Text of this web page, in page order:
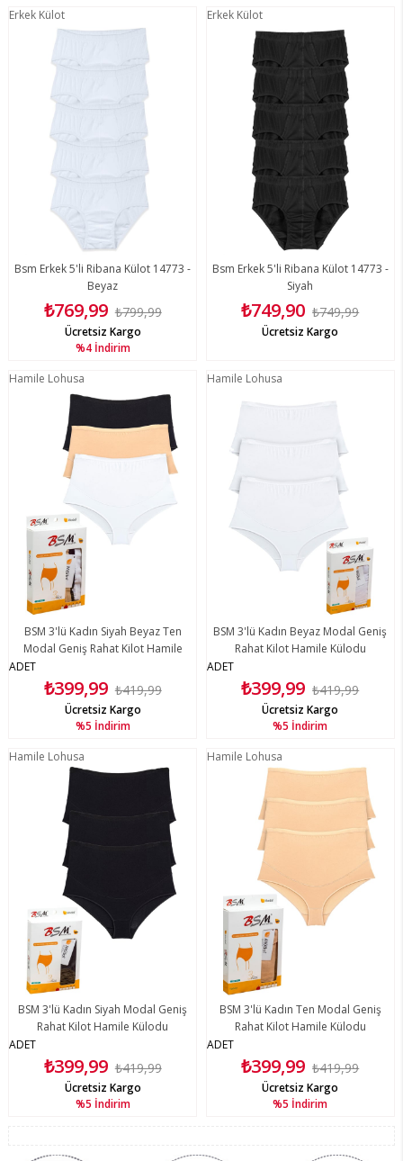
Erkek Külot
Bsm Erkek 5'li Ribana Külot 14773 -
Beyaz
₺769,99 ₺799,99
%4 İndirim
Ücretsiz Kargo
Erkek Külot
Bsm Erkek 5'li Ribana Külot 14773 -
Siyah
₺749,90 ₺749,99
Ücretsiz Kargo
Hamile Lohusa
BSM 3'lü Kadın Siyah Beyaz Ten
Modal Geniş Rahat Kilot Hamile
ADET
₺399,99 ₺419,99
%5 İndirim
Ücretsiz Kargo
Hamile Lohusa
BSM 3'lü Kadın Beyaz Modal Geniş
Rahat Kilot Hamile Külodu
ADET
₺399,99 ₺419,99
%5 İndirim
Ücretsiz Kargo
Hamile Lohusa
BSM 3'lü Kadın Siyah Modal Geniş
Rahat Kilot Hamile Külodu
ADET
₺399,99 ₺419,99
%5 İndirim
Ücretsiz Kargo
Hamile Lohusa
BSM 3'lü Kadın Ten Modal Geniş
Rahat Kilot Hamile Külodu
ADET
₺399,99 ₺419,99
%5 İndirim
Ücretsiz Kargo